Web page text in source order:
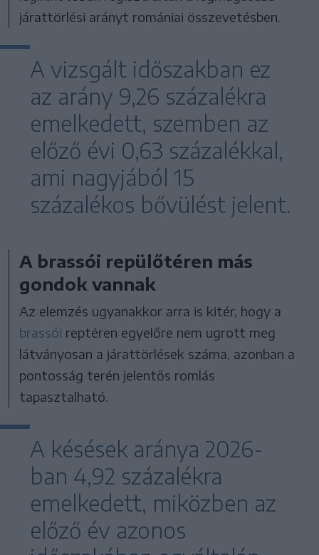
járattörlési arányt romániai összevetésben.
A vizsgált időszakban ez
az arány 9,26 százalékra
emelkedett, szemben az
előző évi 0,63 százalékkal,
ami nagyjából 15
százalékos bővülést jelent.
A brassói repülőtéren más
gondok vannak
Az elemzés ugyanakkor arra is kitér, hogy a
brassói reptéren egyelőre nem ugrott meg
látványosan a járattörlések száma, azonban a
pontosság terén jelentős romlás
tapasztalható.
A késések aránya 2026-
ban 4,92 százalékra
emelkedett, miközben az
előző év azonos